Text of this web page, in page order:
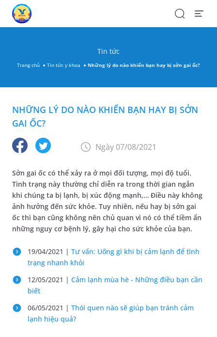
SearchOpen
Tin tức
Trang chủ Tin tức y khoa Những lý do nào khiến bạn hay bị sởn gai ốc?
NHỮNG LÝ DO NÀO KHIẾN BẠN HAY BỊ SỞN
GAI ỐC?
Ngày 07/08/2021
Sởn gai ốc có thể xảy ra ở mọi đối tượng, mọi độ tuổi.
Tình trạng này thường chỉ diễn ra trong thời gian ngắn
khi chúng ta bị lạnh, bị xúc động mạnh,… Điều này không
ảnh hưởng đến sức khỏe. Tuy nhiên, nếu hay bị sởn gai
ốc thì bạn cũng không nên chủ quan vì nó có thể tiềm ẩn
những nguy cơ bệnh lý, gây hại cho sức khỏe của bạn.
19/04/2021 | Tư vấn: Uống gì khi bị cảm lạnh để tình
trạng nhanh khỏi
12/05/2021 | Cảm lạnh mùa hè - Những điều bạn cần
biết
06/05/2021 | Thói quen nào sẽ giúp bạn tránh cảm
lạnh hiệu quả?